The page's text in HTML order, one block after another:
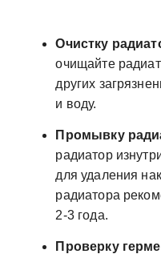
Очистку
очищайте
других
и воду.
Промывку
радиатор
для удаления
радиатора
2-3 года.
Проверку